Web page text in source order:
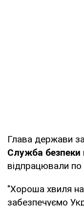
Глава держави
Служба безпеки
відпрацювали
"Хороша хвиля
забезпечуємо